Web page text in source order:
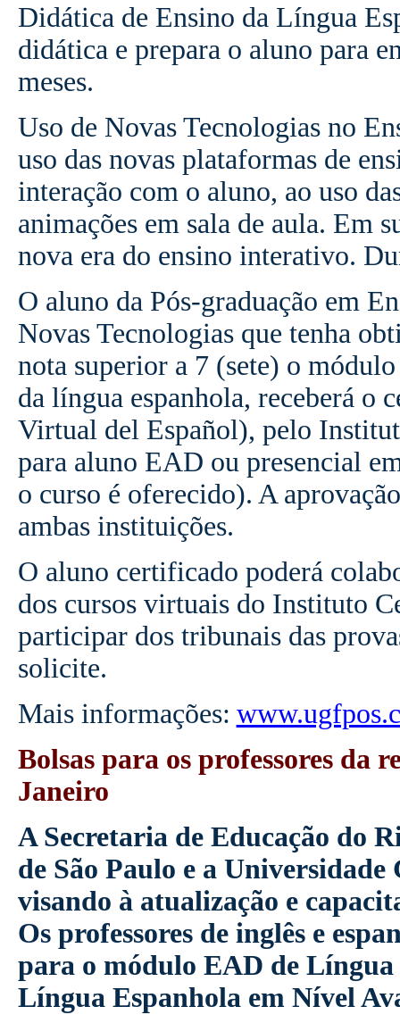
Didática de Ensino da Língua
didática e prepara o aluno para
meses.
Uso de Novas Tecnologias no
uso das novas plataformas de
interação com o aluno, ao uso
animações em sala de aula. Em
nova era do ensino interativo.
O aluno da Pós-graduação em
Novas Tecnologias que tenha
nota superior a 7 (sete) o
da língua espanhola, receberá
Virtual del Español), pelo
para aluno EAD ou presencial
o curso é oferecido). A
ambas instituições.
O aluno certificado poderá
dos cursos virtuais do Instituto
participar dos tribunais das
solicite.
Mais informações:
Bolsas para os professores da
Janeiro
A Secretaria de Educação do
de São Paulo e a
visando à atualização e
Os professores de inglês e
para o módulo EAD de Língua
Língua Espanhola em Nível